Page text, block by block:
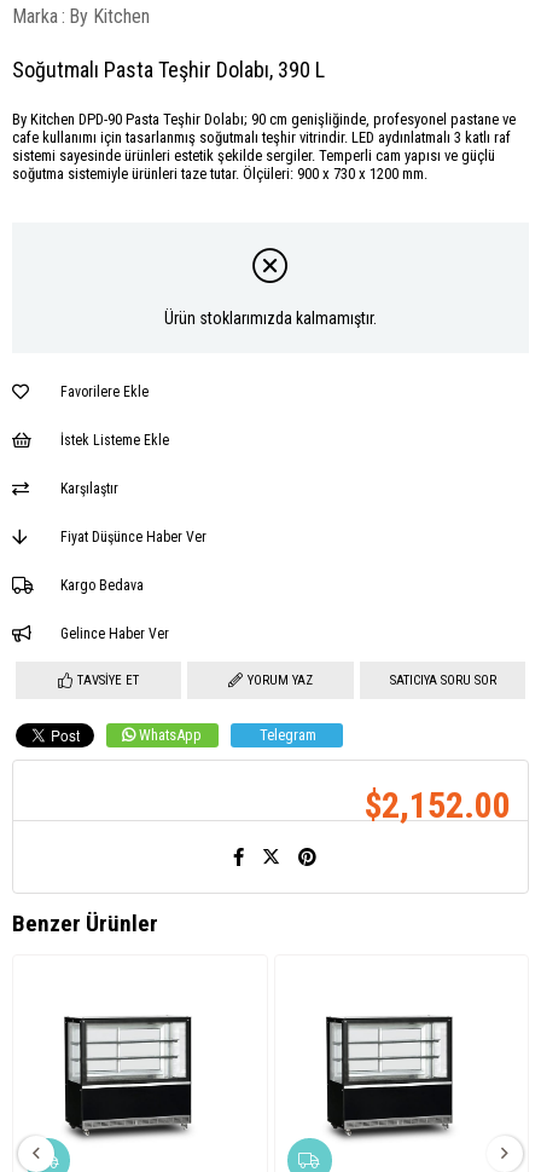
Marka: By Kitchen
Soğutmalı Pasta Teşhir Dolabı, 390 L
By Kitchen DPD-90 Pasta Teşhir Dolabı; 90 cm genişliğinde, profesyonel pastane ve
cafe kullanımı için tasarlanmış soğutmalı teşhir vitrindir. LED aydınlatmalı 3 katlı raf
sistemi sayesinde ürünleri estetik şekilde sergiler. Temperli cam yapısı ve güçlü
soğutma sistemiyle ürünleri taze tutar. Ölçüleri: 900 x 730 x 1200 mm.
Ürün stoklarımızda kalmamıştır.
Favorilere Ekle
İstek Listeme Ekle
Karşılaştır
Fiyat Düşünce Haber Ver
Kargo Bedava
Gelince Haber Ver
TAVSIYE ET YORUM YAZ SATICIYA SORU SOR
WhatsApp Telegram
$2,152.00
Benzer Ürünler